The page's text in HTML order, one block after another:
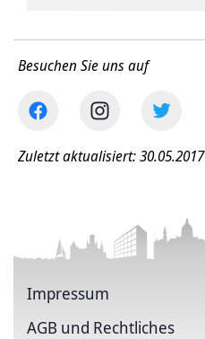
Besuchen Sie uns auf
Zuletzt aktualisiert: 30.05.2017
Impressum
AGB und Rechtliches